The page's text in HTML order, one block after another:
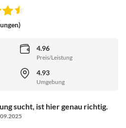
4.96
Preis/Leistung
4.93
Umgebung
sucht, ist hier genau richtig.